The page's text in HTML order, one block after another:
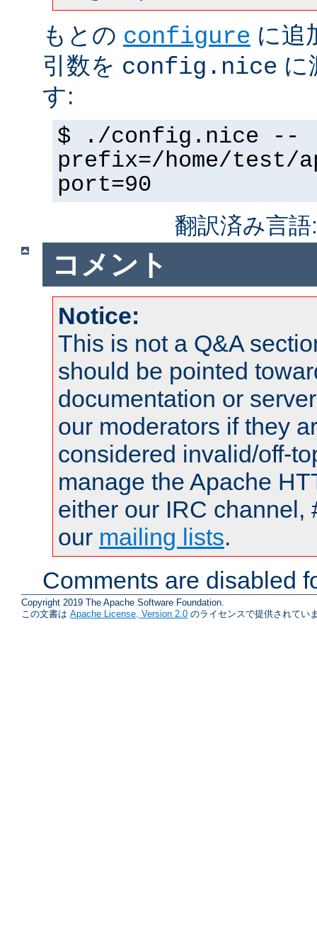
もとの configure に追
引数を config.nice に
す:
$ ./config.nice --
prefix=/home/test/
port=90
翻訳済み言
コメント
Notice:
This is not a Q&A
should be pointed
documentation or
our moderators if they
considered invalid/off-
manage the Apache
either our IRC channel,
our mailing lists.
Comments are disabled
Copyright 2019 The Apache Software Foundation.
この文書は Apache License, Version 2.0 のライセンスで提供されてい